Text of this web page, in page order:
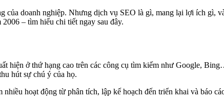
doanh nghiệp. Nhưng dịch vụ SEO là gì, mang lại lợi ích gì,
– tìm hiểu chi tiết ngay sau đây.
hiện ở thứ hạng cao trên các công cụ tìm kiếm như Google,
hút sự chú ý của họ.
hoạt động từ phân tích, lập kế hoạch đến triển khai và báo